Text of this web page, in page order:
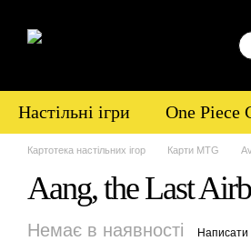
Настільні ігри One Piece
Картотека настільних ігор Карти MTG
Aang, the Last
Немає в наявності Написати